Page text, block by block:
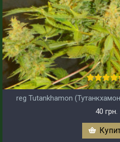
reg Tutankhamon
40 грн.